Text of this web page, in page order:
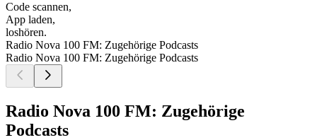
Code scannen,
App laden,
loshören.
Radio Nova 100 FM: Zugehörige Podcasts
Radio Nova 100 FM: Zugehörige Podcasts
Radio Nova 100 FM: Zugehörige
Podcasts